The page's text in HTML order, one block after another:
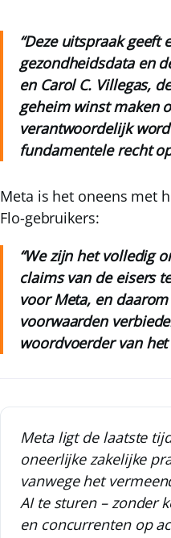
“Deze uitspraak
gezondheidsdata en
en Carol C. Villegas,
geheim winst maken
verantwoordelijk
fundamentele recht
Meta is het oneens met
Flo-gebruikers:
“We zijn het volledig
claims van de eisers
voor Meta, en
voorwaarden
woordvoerder van
Meta ligt de laatste
oneerlijke zakelijke
vanwege het
AI te sturen – zonder
en concurrenten op